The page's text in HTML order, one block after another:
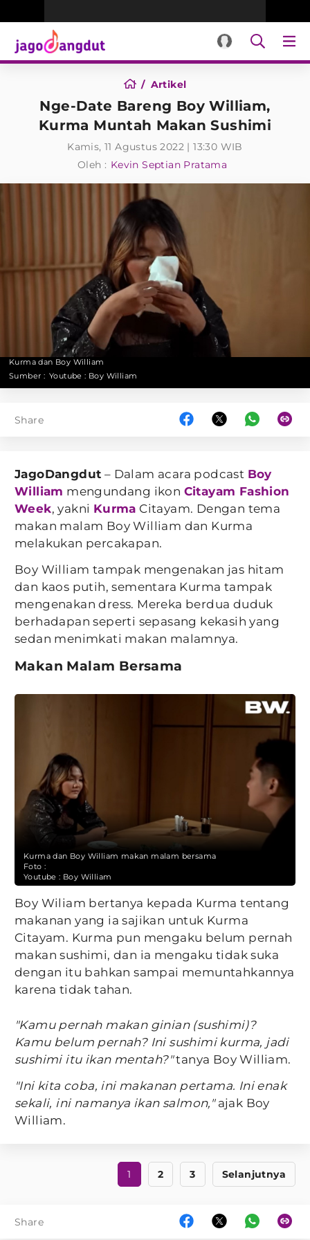
Artikel
Nge-Date Bareng Boy William,
Kurma Muntah Makan Sushimi
Kamis, 11 Agustus 2022 | 13:30 WIB
Oleh : Kevin Septian Pratama
Kurma dan Boy William
Sumber : Youtube : Boy William
Share
JagoDangdut – Dalam acara podcast Boy
William mengundang ikon Citayam Fashion
Week, yakni Kurma Citayam. Dengan tema
makan malam Boy William dan Kurma
melakukan percakapan.
Boy William tampak mengenakan jas hitam
dan kaos putih, sementara Kurma tampak
mengenakan dress. Mereka berdua duduk
berhadapan seperti sepasang kekasih yang
sedan menimkati makan malamnya.
Makan Malam Bersama
Kurma dan Boy William makan malam bersama
Foto :
Youtube : Boy William
Boy Wiliam bertanya kepada Kurma tentang
makanan yang ia sajikan untuk Kurma
Citayam. Kurma pun mengaku belum pernah
makan sushimi, dan ia mengaku tidak suka
dengan itu bahkan sampai memuntahkannya
karena tidak tahan.
"Kamu pernah makan ginian (sushimi)?
Kamu belum pernah? Ini sushimi kurma, jadi
sushimi itu ikan mentah?"tanya Boy William.
"Ini kita coba, ini makanan pertama. Ini enak
sekali, ini namanya ikan salmon,"ajak Boy
William.
1 2 3 Selanjutnya
Share